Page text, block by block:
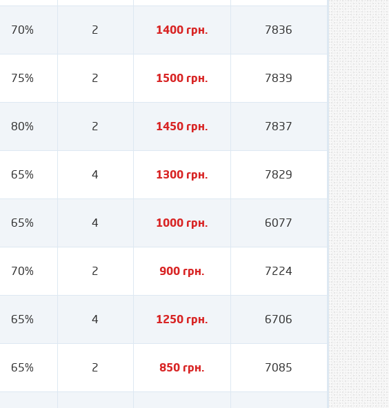
70% 2 1400 грн. 7836
75% 2 1500 грн. 7839
80% 2 1450 грн. 7837
65% 4 1300 грн. 7829
65% 4 1000 грн. 6077
70% 2 900 грн. 7224
65% 4 1250 грн. 6706
65% 2 850 грн. 7085